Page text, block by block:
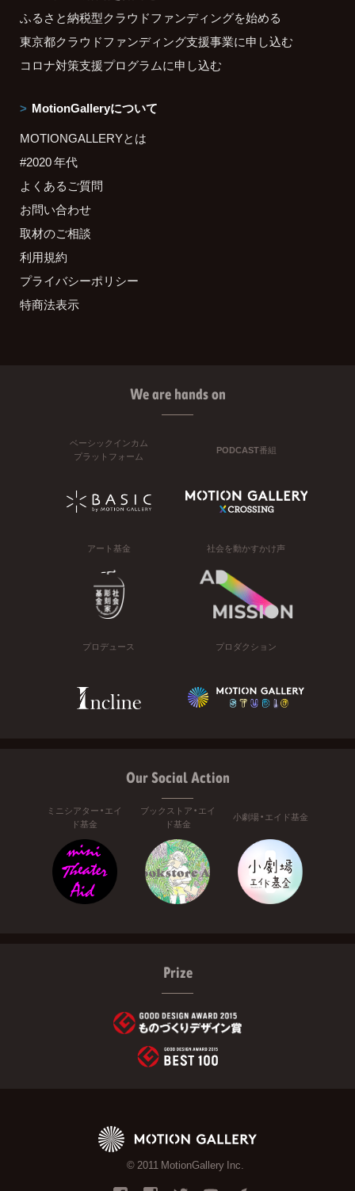
ふるさと納税型クラウドファンディングを始める
東京都クラウドファンディング支援事業に申し込む
コロナ対策支援プログラムに申し込む
MotionGalleryについて
MOTIONGALLERYとは
#2020 年代
よくあるご質問
お問い合わせ
取材のご相談
利用規約
プライバシーポリシー
特商法表示
We are hands on
ベーシックインカム
プラットフォーム
PODCAST番組
アート基金 社会を動かすかけ声
プロデュース プロダクション
Our Social Action
ミニシアター・エイ
ド基金
ブックストア・エイ
ド基金
小劇場・エイド基金
Prize
© 2011 MotionGallery Inc.